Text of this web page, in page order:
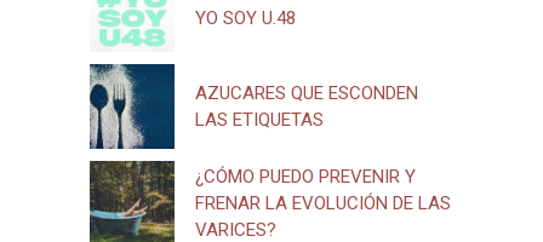
YO SOY U.48
AZUCARES QUE ESCONDEN
LAS ETIQUETAS
¿CÓMO PUEDO PREVENIR Y
FRENAR LA EVOLUCIÓN DE LAS
VARICES?